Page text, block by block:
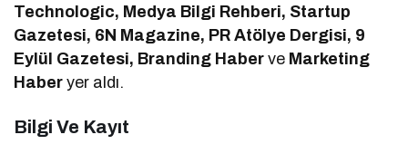
Technologic, Medya Bilgi Rehberi, Startup
Gazetesi, 6N Magazine, PR Atölye Dergisi, 9
Eylül Gazetesi, Branding Haber ve Marketing
Haber yer aldı.
Bilgi Ve Kayıt